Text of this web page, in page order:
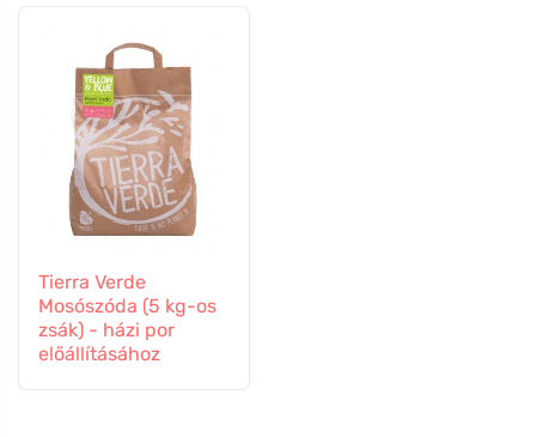
Tierra Verde
Mosószóda (5 kg-os
zsák) - házi por
előállításához